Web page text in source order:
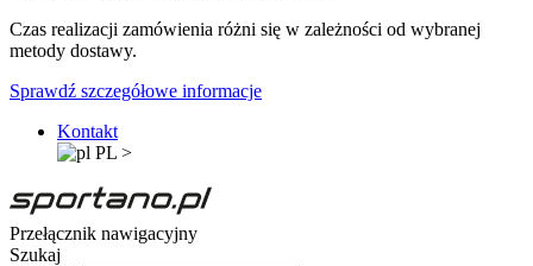
Czas realizacji zamówienia różni się w zależności od wybranej
metody dostawy.
Sprawdź szczegółowe informacje
Kontakt
PL >
Przełącznik nawigacyjny
Szukaj